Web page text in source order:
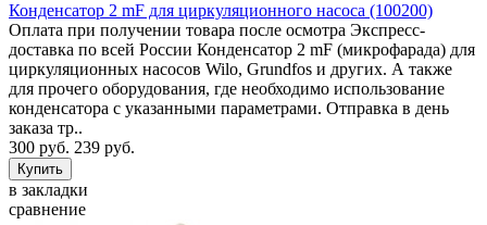
Конденсатор 2 mF для циркуляционного насоса (100200)
Оплата при получении товара после осмотра Экспресс-
доставка по всей России Конденсатор 2 mF (микрофарада) для
циркуляционных насосов Wilo, Grundfos и других. А также
для прочего оборудования, где необходимо использование
конденсатора с указанными параметрами. Отправка в день
заказа тр..
300 руб. 239 руб.
в закладки
сравнение